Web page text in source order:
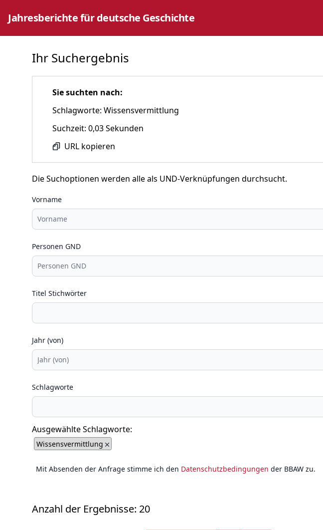
Jahresberichte für deutsche Geschichte
Ihr Suchergebnis
Sie suchten nach:
Schlagworte: Wissensvermittlung
Suchzeit: 0,03 Sekunden
URL kopieren
Die Suchoptionen werden alle als UND-Verknüpfungen durchsucht.
Vorname
Personen GND
Titel Stichwörter
Jahr (von)
Schlagworte
Ausgewählte Schlagworte:
Wissensvermittlung
Mit Absenden der Anfrage stimme ich den Datenschutzbedingungen der BBAW zu.
Anzahl der Ergebnisse: 20